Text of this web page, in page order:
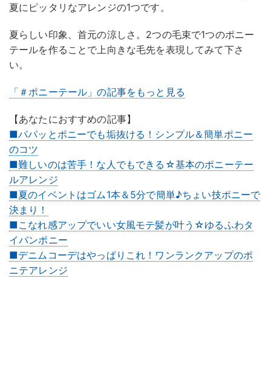
夏にピッタリなアレンジの1つです。
夏らしい印象、首元の涼しさ。2つの毛束で1つのポニー
テールを作ることで上向きな毛先を表現してみて下さ
い。
「＃ポニーテール」の記事をもっと見る
【あなたにおすすめの記事】
■パパッとポニーでも垢抜ける！シンプル＆簡単ポニー
のコツ
■難しいのは苦手！な人でもできる☆基本のポニーテー
ルアレンジ
■夏のイベントはゴム1本＆5分で簡単♪ちょい技ポニーで
決まり！
■こなれ感アップでいい女風モテ髪が叶う☆ゆるふわタ
イバンポニー
■デニムコーデはやっぱりこれ！ワンランクアップのポ
ニテアレンジ